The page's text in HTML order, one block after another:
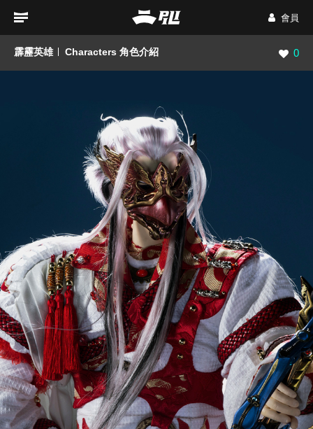
會員
霹靂英雄 Characters 角色介紹 瀏覽
0